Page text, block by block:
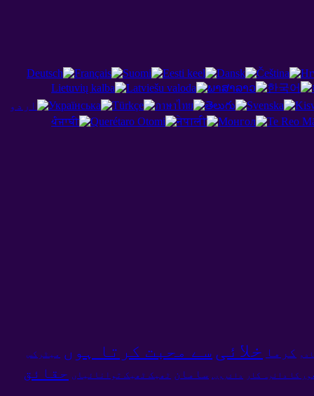
کرما خلائی سے محبت کرتا ہوں میٹرکس
کا دائرہ کار دائروں. سامان ٹھیک ٹھیک توانائیاں حقائق